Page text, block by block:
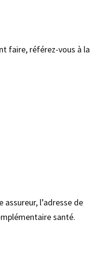
faire, référez-vous à la
l’adresse de
santé.